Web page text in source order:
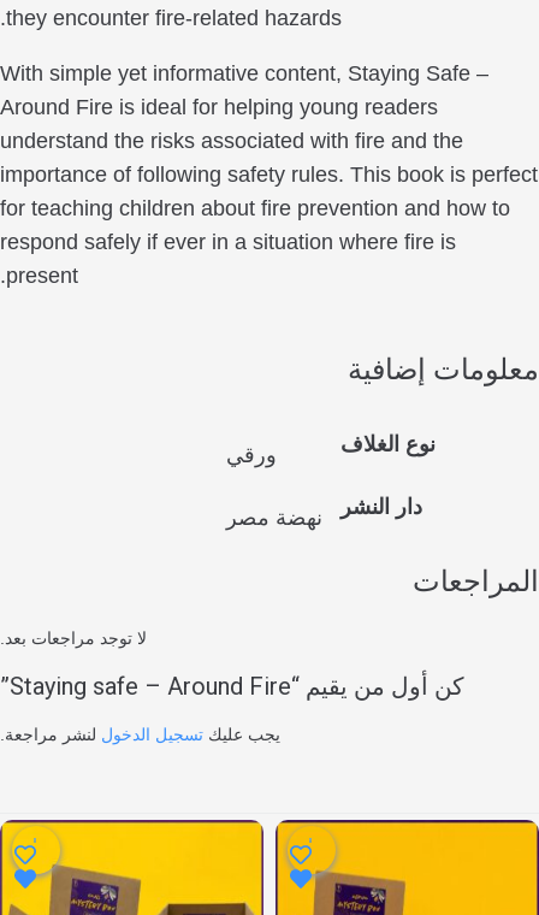
they encounter fire-related hazards.
With simple yet informative content, Staying Safe –
Around Fire is ideal for helping young readers
understand the risks associated with fire and the
importance of following safety rules. This book is
for teaching children about fire prevention and how
respond safely if ever in a situation where fire is
present.
إضافية
نوع الغلاف ورقي
دار النشر نهضة مصر
لا توجد مراجعات بعد.
كن أول من يقيم “Staying safe – Around Fire”
يجب عليك تسجيل الدخوللنشر مراجعة.